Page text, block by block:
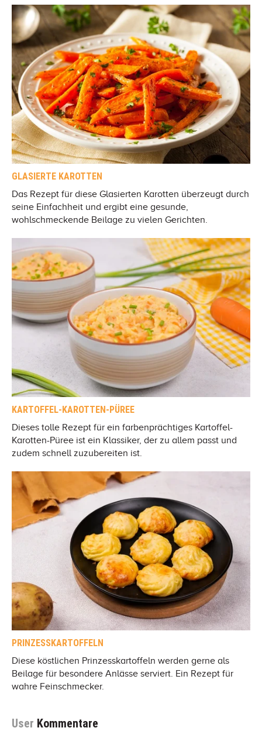
GLASIERTE KAROTTEN
Das Rezept für diese Glasierten Karotten überzeugt durch
seine Einfachheit und ergibt eine gesunde,
wohlschmeckende Beilage zu vielen Gerichten.
KARTOFFEL-KAROTTEN-PÜREE
Dieses tolle Rezept für ein farbenprächtiges Kartoffel-
Karotten-Püree ist ein Klassiker, der zu allem passt und
zudem schnell zuzubereiten ist.
PRINZESSKARTOFFELN
Diese köstlichen Prinzesskartoffeln werden gerne als
Beilage für besondere Anlässe serviert. Ein Rezept für
wahre Feinschmecker.
User Kommentare